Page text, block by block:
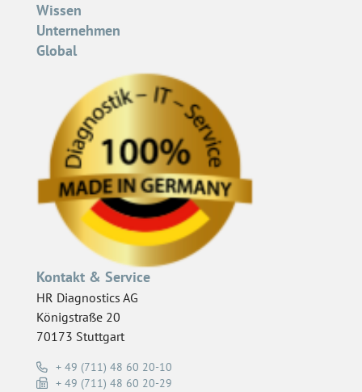
Wissen
Unternehmen
Global
Kontakt & Service
HR Diagnostics AG
Königstraße 20
70173 Stuttgart
+ 49 (711) 48 60 20-10
+ 49 (711) 48 60 20-29